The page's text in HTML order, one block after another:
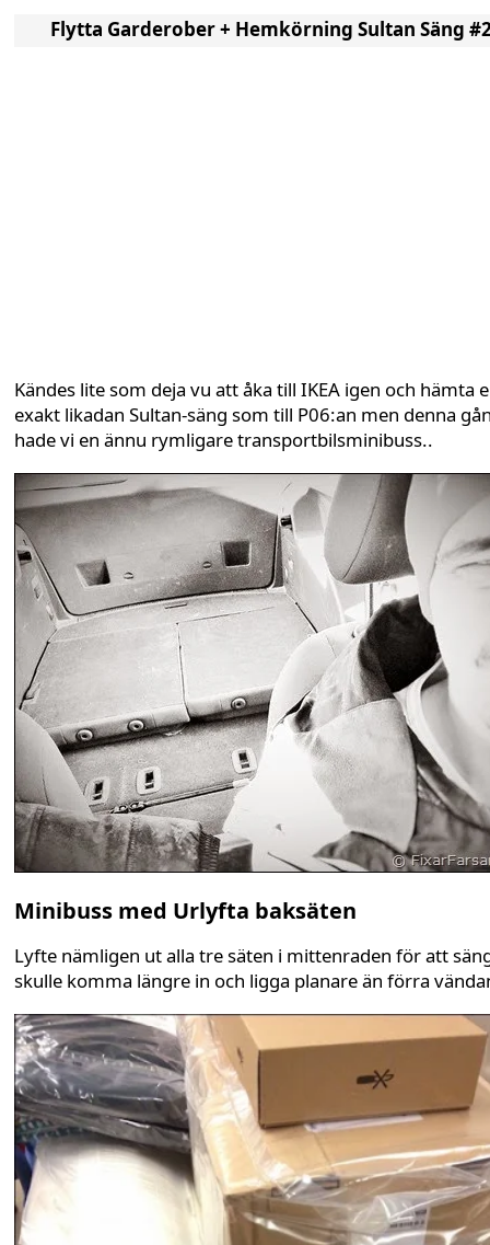
Flytta Garderober + Hemkörning Sultan Säng
Kändes lite som deja vu att åka till IKEA igen och hämta
exakt likadan Sultan-säng som till P06:an men denna
hade vi en ännu rymligare transportbilsminibuss..
Minibuss med Urlyfta baksäten
Lyfte nämligen ut alla tre säten i mittenraden för att
skulle komma längre in och ligga planare än förra